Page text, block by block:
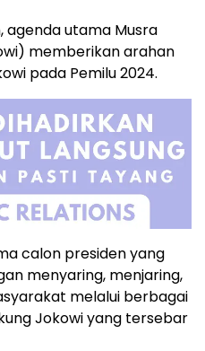
agenda utama Musra
memberikan arahan
pada Pemilu 2024.
calon presiden yang
menyaring, menjaring,
melalui berbagai
Jokowi yang tersebar